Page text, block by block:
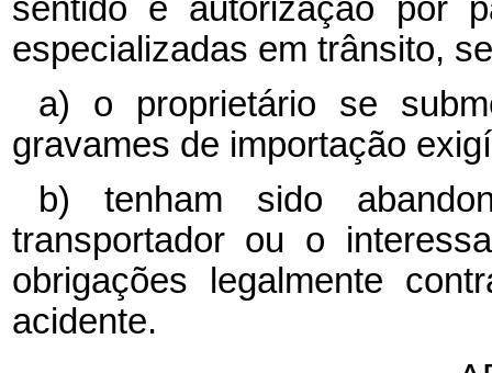
sentido e autorização por
especializadas em trânsito,
a) o proprietário se
gravames de importação
b) tenham sido
transportador ou o
obrigações legalmente
acidente.